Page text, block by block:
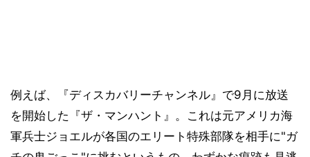
例えば、『ディスカバリーチャンネル』で9月に放送
を開始した『ザ・マンハント』。これは元アメリカ海
軍兵士ジョエルが各国のエリート特殊部隊を相手に"ガ